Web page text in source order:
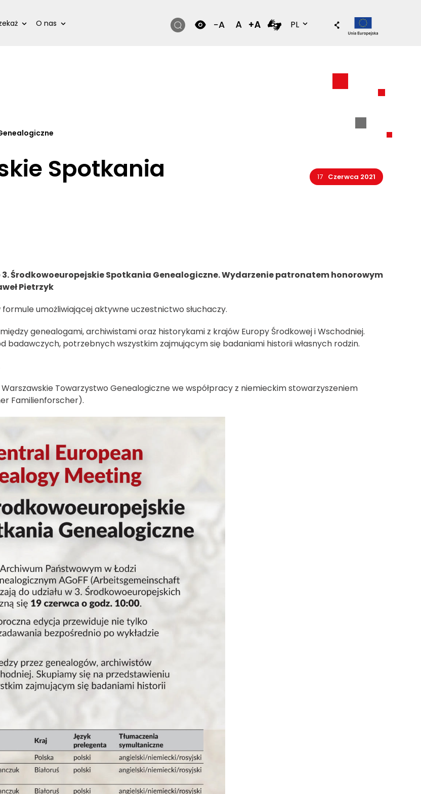
O nas Szukaj PLWersja polska
Spotkania
17 Czerwca 2021
3. Środkowoeuropejskie Spotkania Genealogiczne. Wydarzenie patronatem honorowym
Pietrzyk
umożliwiającej aktywne uczestnictwo słuchaczy.
genealogami, archiwistami oraz historykami z krajów Europy Środkowej i Wschodniej.
badawczych, potrzebnych wszystkim zajmującym się badaniami historii własnych rodzin.
Towarzystwo Genealogiczne we współpracy z niemieckim stowarzyszeniem
Familienforscher).